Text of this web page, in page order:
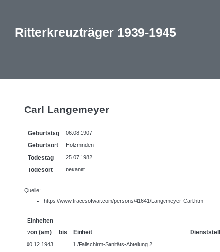
Ritterkreuzträger 1939-1945
Carl Langemeyer
Geburtstag 06.08.1907
Geburtsort Holzminden
Todestag 25.07.1982
Todesort bekannt
Quelle:
https://www.tracesofwar.com/persons/41641/Langemeyer-Carl.htm
Einheiten
von (am)
bis Einheit
00.12.1943 1./Fallschirm-Sanitäts-Abteilung 2